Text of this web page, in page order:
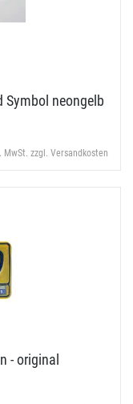
Symbol neongelb
MwSt. zzgl. Versandkosten
- original